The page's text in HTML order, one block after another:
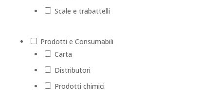
Scale e trabattelli
Prodotti e Consumabili
Carta
Distributori
Prodotti chimici